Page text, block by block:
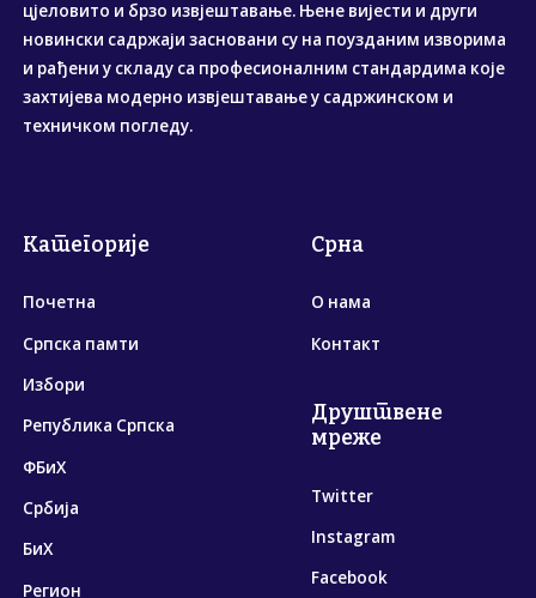
цјеловито и брзо извјештавање. Њене вијести и други
новински садржаји засновани су на поузданим изворима
и рађени у складу са професионалним стандардима које
захтијева модерно извјештавање у садржинском и
техничком погледу.
Категорије
Почетна
Српска памти
Избори
Република Српска
ФБиХ
Србија
БиХ
Регион
Срна
О нама
Контакт
Друштвене
мреже
Twitter
Instagram
Facebook